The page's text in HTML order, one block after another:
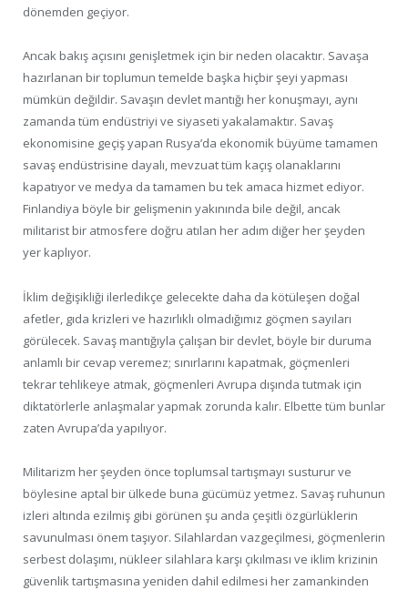
dönemden geçiyor.
Ancak bakış açısını genişletmek için bir neden olacaktır. Savaşa
hazırlanan bir toplumun temelde başka hiçbir şeyi yapması
mümkün değildir. Savaşın devlet mantığı her konuşmayı, aynı
zamanda tüm endüstriyi ve siyaseti yakalamaktır. Savaş
ekonomisine geçiş yapan Rusya’da ekonomik büyüme tamamen
savaş endüstrisine dayalı, mevzuat tüm kaçış olanaklarını
kapatıyor ve medya da tamamen bu tek amaca hizmet ediyor.
Finlandiya böyle bir gelişmenin yakınında bile değil, ancak
militarist bir atmosfere doğru atılan her adım diğer her şeyden
yer kaplıyor.
İklim değişikliği ilerledikçe gelecekte daha da kötüleşen doğal
afetler, gıda krizleri ve hazırlıklı olmadığımız göçmen sayıları
görülecek. Savaş mantığıyla çalışan bir devlet, böyle bir duruma
anlamlı bir cevap veremez; sınırlarını kapatmak, göçmenleri
tekrar tehlikeye atmak, göçmenleri Avrupa dışında tutmak için
diktatörlerle anlaşmalar yapmak zorunda kalır. Elbette tüm bunlar
zaten Avrupa’da yapılıyor.
Militarizm her şeyden önce toplumsal tartışmayı susturur ve
böylesine aptal bir ülkede buna gücümüz yetmez. Savaş ruhunun
izleri altında ezilmiş gibi görünen şu anda çeşitli özgürlüklerin
savunulması önem taşıyor. Silahlardan vazgeçilmesi, göçmenlerin
serbest dolaşımı, nükleer silahlara karşı çıkılması ve iklim krizinin
güvenlik tartışmasına yeniden dahil edilmesi her zamankinden